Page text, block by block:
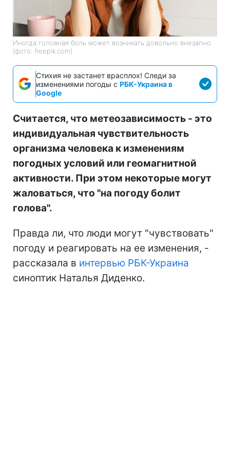
Иногда головная боль может возникать довольно внезапно
(фото: freepik.com)
Стихия не застанет врасплох! Следи за
изменениями погоды с РБК-Украина в
Google
Считается, что метеозависимость - это
индивидуальная чувствительность
организма человека к изменениям
погодных условий или геомагнитной
активности. При этом некоторые могут
жаловаться, что "на погоду болит
голова".
Правда ли, что люди могут "чувствовать"
погоду и реагировать на ее изменения, -
рассказала в интервью РБК-Украина
синоптик Наталья Диденко.